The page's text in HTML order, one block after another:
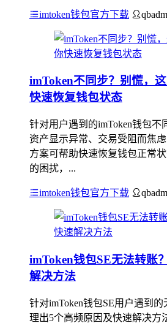
imtoken钱包官方下载
imToken不同步？别慌，
快速恢复钱包状态
针对用户遇到的imToken钱包不
资产显示异常、交易受阻而焦
方案可帮助快速恢复钱包正常
的困扰，...
imtoken钱包官方下载
imToken钱包SE无法转账
解决方法
针对imToken钱包SE用户遇到
理出5个高频原因及快速解决方